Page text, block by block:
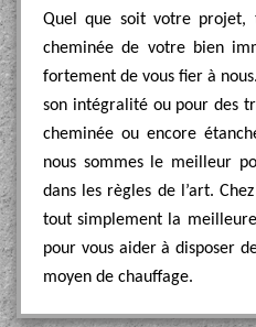
Quel que soit votre projet,
cheminée de votre bien
fortement de vous fier à
son intégralité ou pour des
cheminée ou encore
nous sommes le meilleur
dans les règles de l’art.
tout simplement la
pour vous aider à disposer
moyen de chauffage.